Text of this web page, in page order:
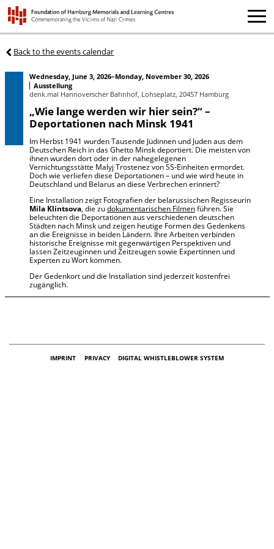
Back to the events calendar
Wednesday, June 3, 2026–Monday, November 30, 2026
Ausstellung
denk.mal Hannoverscher Bahnhof, Lohseplatz, 20457 Hamburg
„Wie lange werden wir hier sein?“ –
Deportationen nach Minsk 1941
Im Herbst 1941 wurden Tausende Jüdinnen und Juden aus dem
Deutschen Reich in das Ghetto Minsk deportiert. Die meisten von
ihnen wurden dort oder in der nahegelegenen
Vernichtungsstätte Malyj Trostenez von SS-Einheiten ermordet.
Doch wie verliefen diese Deportationen – und wie wird heute in
Deutschland und Belarus an diese Verbrechen erinnert?
Eine Installation zeigt Fotografien der belarussischen Regisseurin
Mila Klintsova, die zudokumentarischen Filmenführen. Sie
beleuchten die Deportationen aus verschiedenen deutschen
Städten nach Minsk und zeigen heutige Formen des Gedenkens
an die Ereignisse in beiden Ländern. Ihre Arbeiten verbinden
historische Ereignisse mit gegenwärtigen Perspektiven und
lassen Zeitzeuginnen und Zeitzeugen sowie Expertinnen und
Experten zu Wort kommen.
Der Gedenkort und die Installation sind jederzeit kostenfrei
zugänglich.
IMPRINT PRIVACY DIGITAL WHISTLEBLOWER SYSTEM